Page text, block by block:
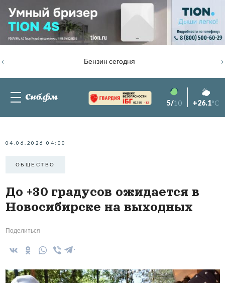
Бензин сегодня
‹ ›
82.76% -1.2 5/10 +26.1°C
04.06.2026 04:00
ОБЩЕСТВО
До +30 градусов ожидается в
Новосибирске на выходных
Поделиться